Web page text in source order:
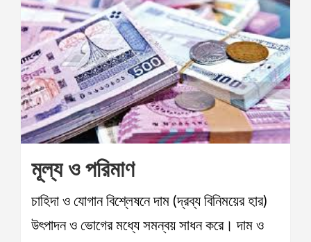
মূল্য ও পরিমাণ
চাহিদা ও যোগান বিশ্লেষনে দাম (দ্রব্য বিনিময়ের হার)
উৎপাদন ও ভোগের মধ্যে সমন্বয় সাধন করে। দাম ও